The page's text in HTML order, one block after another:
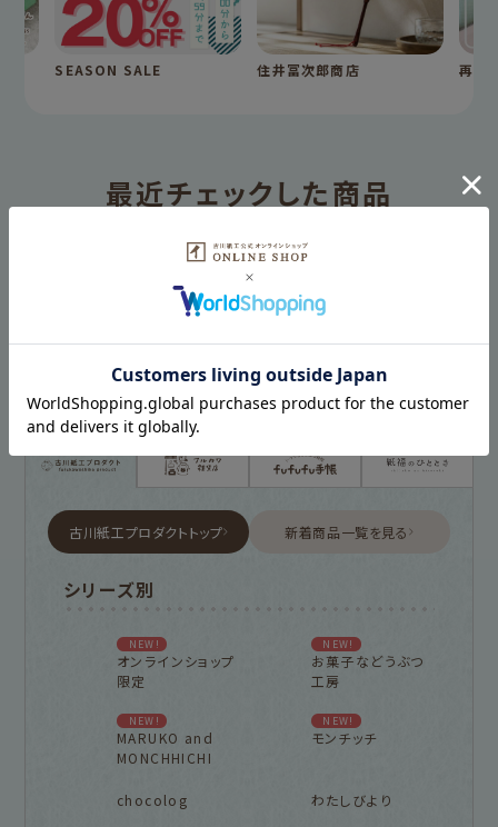
SEASON SALE 住井冨次郎商店 再入
最近チェックした商品
古川紙工プロダクトトップ 新着商品一覧を見る
シリーズ別
NEW!
オンラインショップ
限定
NEW!
お菓子などうぶつ
工房
NEW!
MARUKO and
MONCHHICHI
NEW!
モンチッチ
chocolog わたしびより